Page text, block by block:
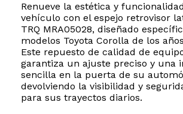
Renueve la estética y
vehículo con el espejo retrovisor
TRQ MRA05028, diseñado
modelos Toyota Corolla de los
Este repuesto de calidad de
garantiza un ajuste preciso y una
sencilla en la puerta de su
devolviendo la visibilidad y
para sus trayectos diarios.